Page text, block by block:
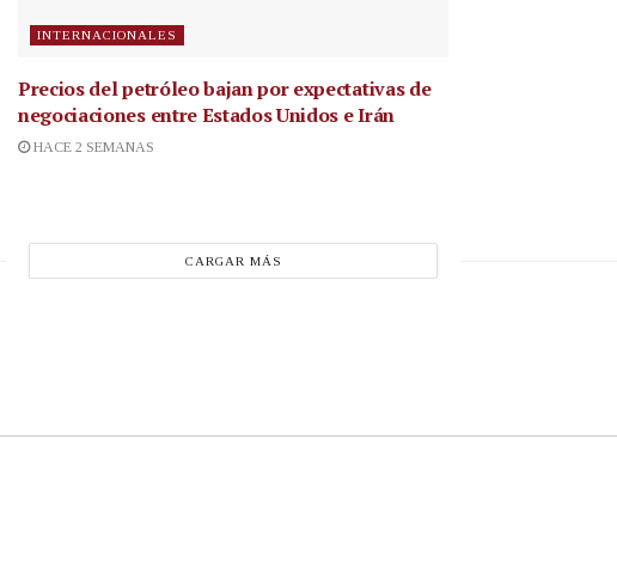
INTERNACIONALES
Precios del petróleo bajan por expectativas de
negociaciones entre Estados Unidos e Irán
HACE 2 SEMANAS
CARGAR MÁS